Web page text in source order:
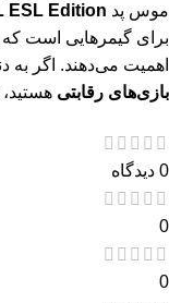
موس پد ESL Edition
برای گیمرهایی است که
اهمیت می‌دهند. اگر به
بازی‌های رقابتی هستید،
0 دیدگاه
0
0